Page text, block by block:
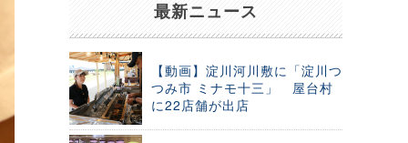
最新ニュース
【動画】淀川河川敷に「淀川つ
つみ市 ミナモ十三」 屋台村
に22店舗が出店